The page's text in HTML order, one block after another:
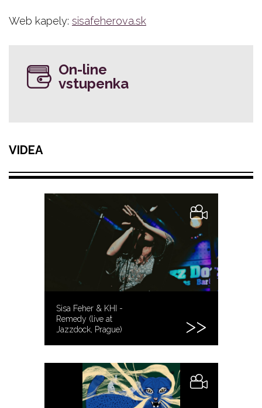
Web kapely: sisafeherova.sk
On-line
vstupenka
VIDEA
Sisa Feher & KHI -
Remedy (live at
Jazzdock, Prague)